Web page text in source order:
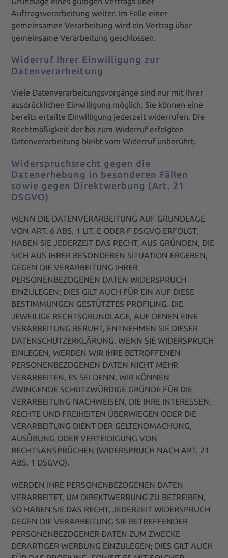
Auftragsverarbeitung weiter. Im Falle einer
gemeinsamen Verarbeitung wird ein Vertrag über
gemeinsame Verarbeitung geschlossen.
Widerruf Ihrer Einwilligung zur
Datenverarbeitung
Viele Datenverarbeitungsvorgänge sind nur mit Ihrer
ausdrücklichen Einwilligung möglich. Sie können eine
bereits erteilte Einwilligung jederzeit widerrufen. Die
Rechtmäßigkeit der bis zum Widerruf erfolgten
Datenverarbeitung bleibt vom Widerruf unberührt.
Widerspruchsrecht gegen die
Datenerhebung in besonderen Fällen
sowie gegen Direktwerbung (Art. 21
DSGVO)
WENN DIE DATENVERARBEITUNG AUF GRUNDLAGE
VON ART. 6 ABS. 1 LIT. E ODER F DSGVO ERFOLGT,
HABEN SIE JEDERZEIT DAS RECHT, AUS GRÜNDEN, DIE
SICH AUS IHRER BESONDEREN SITUATION ERGEBEN,
GEGEN DIE VERARBEITUNG IHRER
PERSONENBEZOGENEN DATEN WIDERSPRUCH
EINZULEGEN; DIES GILT AUCH FÜR EIN AUF DIESE
BESTIMMUNGEN GESTÜTZTES PROFILING. DIE
JEWEILIGE RECHTSGRUNDLAGE, AUF DENEN EINE
VERARBEITUNG BERUHT, ENTNEHMEN SIE DIESER
DATENSCHUTZERKLÄRUNG. WENN SIE WIDERSPRUCH
EINLEGEN, WERDEN WIR IHRE BETROFFENEN
PERSONENBEZOGENEN DATEN NICHT MEHR
VERARBEITEN, ES SEI DENN, WIR KÖNNEN
ZWINGENDE SCHUTZWÜRDIGE GRÜNDE FÜR DIE
VERARBEITUNG NACHWEISEN, DIE IHRE INTERESSEN,
RECHTE UND FREIHEITEN ÜBERWIEGEN ODER DIE
VERARBEITUNG DIENT DER GELTENDMACHUNG,
AUSÜBUNG ODER VERTEIDIGUNG VON
RECHTSANSPRÜCHEN (WIDERSPRUCH NACH ART. 21
ABS. 1 DSGVO).
WERDEN IHRE PERSONENBEZOGENEN DATEN
VERARBEITET, UM DIREKTWERBUNG ZU BETREIBEN,
SO HABEN SIE DAS RECHT, JEDERZEIT WIDERSPRUCH
GEGEN DIE VERARBEITUNG SIE BETREFFENDER
PERSONENBEZOGENER DATEN ZUM ZWECKE
DERARTIGER WERBUNG EINZULEGEN; DIES GILT AUCH